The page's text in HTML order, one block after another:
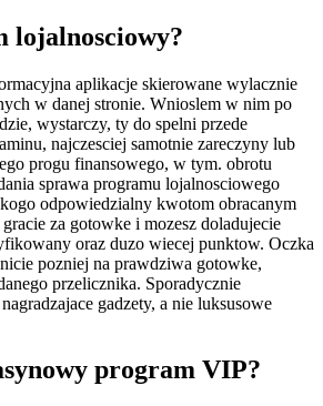
lojalnosciowy?
aplikacje skierowane wylacznie
w danej stronie. Wnioslem w nim po
wystarczy, ty do spelni przede
najczesciej samotnie zareczyny lub
progu finansowego, w tym. obrotu
sprawa programu lojalnosciowego
odpowiedzialny kwotom obracanym
za gotowke i mozesz doladujecie
oraz duzo wiecej punktow. Oczka
pozniej na prawdziwa gotowke,
przelicznika. Sporadycznie
gadzety, a nie luksusowe
program VIP?